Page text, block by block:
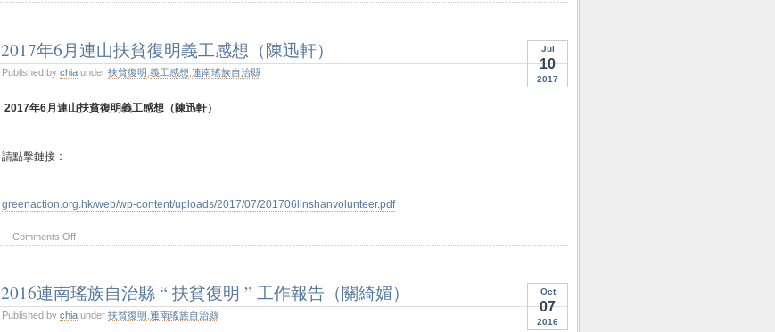
Jul
10
2017
2017年6月連山扶貧復明義工感想（陳迅軒）
Published by chia under 扶貧復明 義工感想 連南瑤族自治縣
2017年6月連山扶貧復明義工感想（陳迅軒）
請點擊鏈接：
greenaction.org.hk/web/wp-content/uploads/2017/07/201706linshanvolunteer.pdf
Comments Off
Oct
07
2016
2016連南瑤族自治縣 “ 扶貧復明 ” 工作報告（關綺媚）
Published by chia under 扶貧復明 ,連南瑤族自治縣